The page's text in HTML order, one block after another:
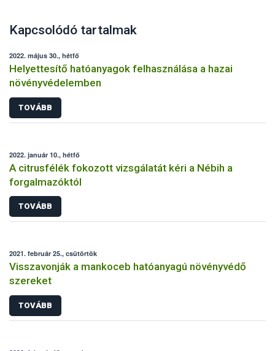
Kapcsolódó tartalmak
2022. május 30., hétfő
Helyettesítő hatóanyagok felhasználása a hazai
növényvédelemben
TOVÁBB
2022. január 10., hétfő
A citrusfélék fokozott vizsgálatát kéri a Nébih a
forgalmazóktól
TOVÁBB
2021. február 25., csütörtök
Visszavonják a mankoceb hatóanyagú növényvédő
szereket
TOVÁBB